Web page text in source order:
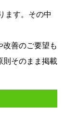
ます。その中
改善のご要望も
則そのまま掲載